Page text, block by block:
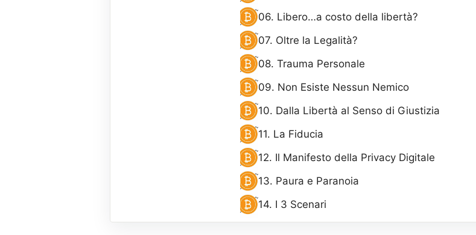
06. Libero…a costo della libertà?
07. Oltre la Legalità?
08. Trauma Personale
09. Non Esiste Nessun Nemico
10. Dalla Libertà al Senso di Giustizia
11. La Fiducia
12. Il Manifesto della Privacy Digitale
13. Paura e Paranoia
14. I 3 Scenari